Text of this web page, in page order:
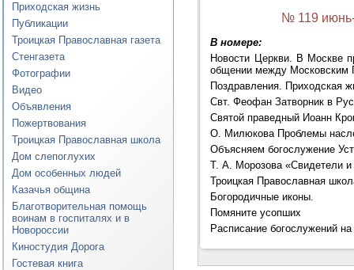
Приходская жизнь
Публикации
Троицкая Православная газета
Стенгазета
Фотографии
Видео
Объявления
Пожертвования
Троицкая Православная школа
Дом слепоглухих
Дом особенных людей
Казачья община
Благотворительная помощь
воинам в госпиталях и в
Новороссии
Киностудия Дорога
Гостевая книга
№ 119
В номере:
Новости Церкви. В Москве
общении между Московским
Поздравления. Приходская
Свт. Феофан Затворник в
Святой праведный Иоанн
О. Милюкова Проблемы
Объясняем богослужение
Т. А. Морозова «Свидетели и
Троицкая Православная
Богородичные иконы.
Помяните усопших
Расписание богослужений